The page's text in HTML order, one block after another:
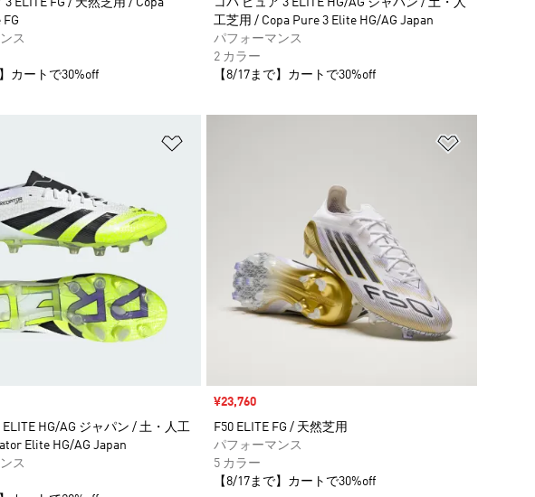
3 ELITE FG / 天然芝用 / Copa
ス
カートで30%off
コパ ピュア 3 ELITE HG/AG ジャパン / 土・人
工芝用 / Copa Pure 3 Elite HG/AG Japan
パフォーマンス
2 カラー
【8/17まで】カートで30%off
HG/AG ジャパン / 土・人工
Elite HG/AG Japan
ス
セール価格
¥23,760
F50 ELITE FG / 天然芝用
パフォーマンス
5 カラー
【8/17まで】カートで30%off